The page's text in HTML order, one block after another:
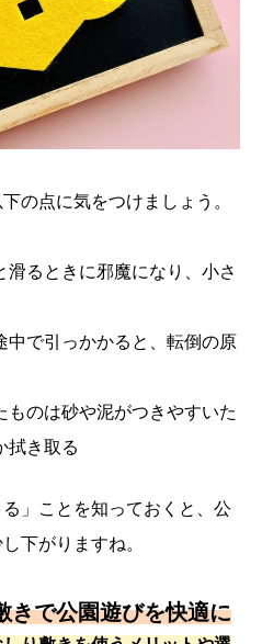
の点に気をつけましょう。
滑るときに邪魔になり、小さ
中で引っかかると、転倒の原
ものは砂や泥がつきやすいた
拭き取る
る」ことを知っておくと、公
下がりますね。
きで公園遊びを快適に